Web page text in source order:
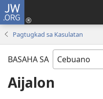
JW.ORG
Pagtugkad sa Kasulatan
BASAHA SA
Aijalon